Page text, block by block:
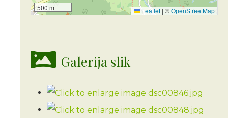
500 m Leaflet | ©OpenStreetMap
Galerija slik